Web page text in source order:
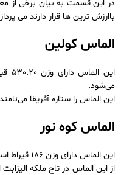
در این قسمت به بیان برخی از
باارزش ترین ها قرار دارند می
الماس کولین
می‌شود.
این الماس را ستاره آفریقا
الماس کوه نور
این الماس دارای وزن 186 قیراط است.
از این الماس در تاج ملکه